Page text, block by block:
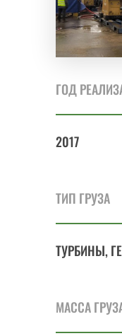
ГОД
2017
ТИП ГРУЗА
ТУРБИНЫ,
МАССА